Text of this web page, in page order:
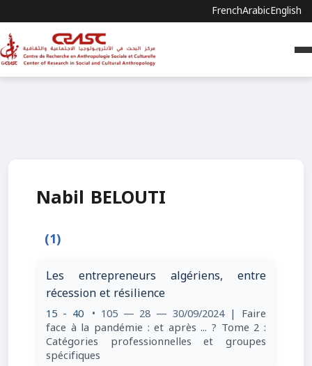
FrenchArabicEnglish
Nabil BELOUTI
(1)
Les entrepreneurs algériens, entre
récession et résilience
15 - 40 • 105 — 28 — 30/09/2024 | Faire
face à la pandémie : et après ... ? Tome 2 :
Catégories professionnelles et groupes
spécifiques